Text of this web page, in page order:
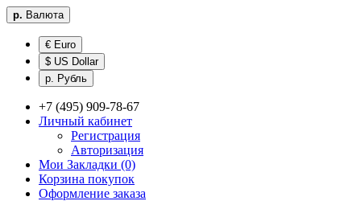
р. Валюта
€ Euro
$ US Dollar
р. Рубль
+7 (495) 909-78-67
Личный кабинет
Регистрация
Авторизация
Мои Закладки (0)
Корзина покупок
Оформление заказа